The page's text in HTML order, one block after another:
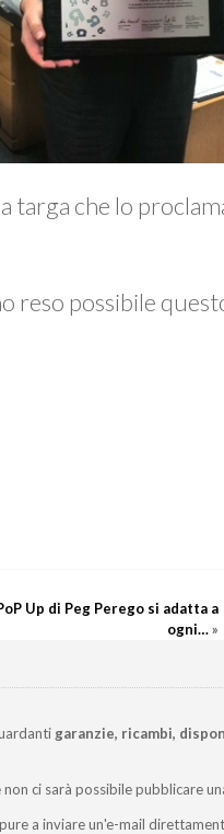
che lo
reso possibile
Up di Peg Perego si adatta a
ogni…»
garanzie, ricambi,
ci sarà possibile pubblicare
a inviare un'e-mail